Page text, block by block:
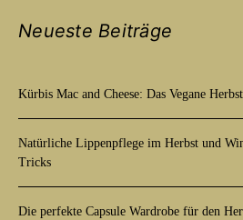
Neueste Beiträge
Kürbis Mac and Cheese: Das Vegane
Natürliche Lippenpflege im Herbst und
Tricks
Die perfekte Capsule Wardrobe für den